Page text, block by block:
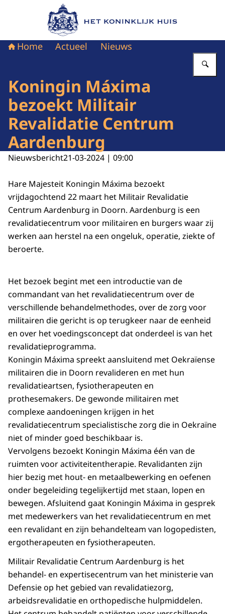
Naar de homepage van Het Koninklijk Huis
Home Actueel Nieuws
Koningin Máxima
bezoekt Militair
Revalidatie Centrum
Aardenburg
Nieuwsbericht21-03-2024 | 09:00
Hare Majesteit Koningin Máxima bezoekt
vrijdagochtend 22 maart het Militair Revalidatie
Centrum Aardenburg in Doorn. Aardenburg is een
revalidatiecentrum voor militairen en burgers waar zij
werken aan herstel na een ongeluk, operatie, ziekte of
beroerte.
Het bezoek begint met een introductie van de
commandant van het revalidatiecentrum over de
verschillende behandelmethodes, over de zorg voor
militairen die gericht is op terugkeer naar de eenheid
en over het voedingsconcept dat onderdeel is van het
revalidatieprogramma.
Koningin Máxima spreekt aansluitend met Oekraïense
militairen die in Doorn revalideren en met hun
revalidatieartsen, fysiotherapeuten en
prothesemakers. De gewonde militairen met
complexe aandoeningen krijgen in het
revalidatiecentrum specialistische zorg die in Oekraïne
niet of minder goed beschikbaar is.
Vervolgens bezoekt Koningin Máxima één van de
ruimten voor activiteitentherapie. Revalidanten zijn
hier bezig met hout- en metaalbewerking en oefenen
onder begeleiding tegelijkertijd met staan, lopen en
bewegen. Afsluitend gaat Koningin Máxima in gesprek
met medewerkers van het revalidatiecentrum en met
een revalidant en zijn behandelteam van logopedisten,
ergotherapeuten en fysiotherapeuten.
Militair Revalidatie Centrum Aardenburg is het
behandel- en expertisecentrum van het ministerie van
Defensie op het gebied van revalidatiezorg,
arbeidsrevalidatie en orthopedische hulpmiddelen.